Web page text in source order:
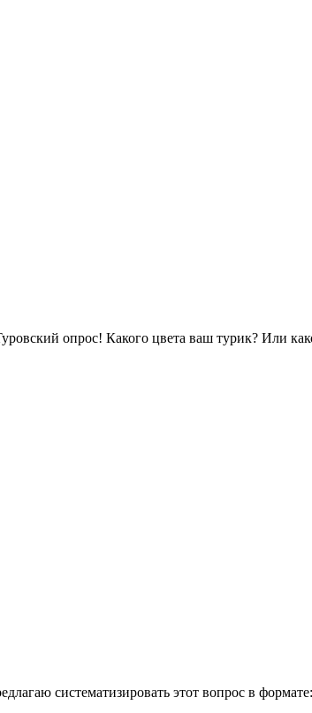
опрос! Какого цвета ваш турик? Или
систематизировать этот вопрос в